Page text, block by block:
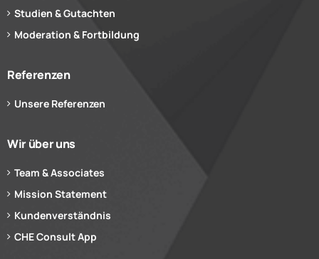
Studien & Gutachten
Moderation & Fortbildung
Referenzen
Unsere Referenzen
Wir über uns
Team & Associates
Mission Statement
Kundenverständnis
CHE Consult App